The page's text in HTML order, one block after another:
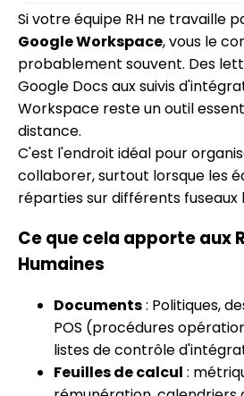
Si votre équipe RH ne travaille
Google Workspace, vous le
probablement souvent. Des
Google Docs aux suivis
Workspace reste un outil
distance.
C'est l'endroit idéal pour
collaborer, surtout lorsque les
réparties sur différents fuseaux
Ce que cela apporte aux
Humaines
Documents: Politiques,
POS (procédures
listes de contrôle
Feuilles de calcul :